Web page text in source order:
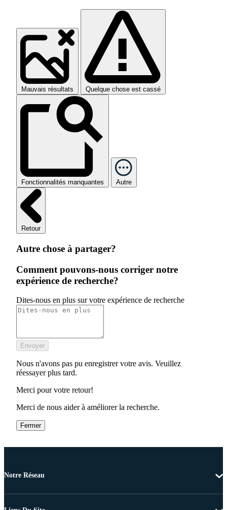
Mauvais résultats Quelque chose est cassé
Fonctionnalités manquantes Autre
Retour
Autre chose à partager?
Comment pouvons-nous corriger notre
expérience de recherche?
Dites-nous en plus sur votre expérience de recherche
Envoyer
Nous n'avons pas pu enregistrer votre avis. Veuillez
réessayer plus tard.
Merci pour votre retour!
Merci de nous aider à améliorer la recherche.
Fermer
Notre Réseau